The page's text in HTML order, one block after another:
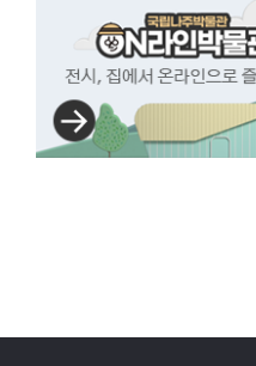
국립나주박물관
ON라인박물관
전시,
집에서
온라인으로